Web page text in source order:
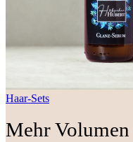
Haar-Sets
Mehr